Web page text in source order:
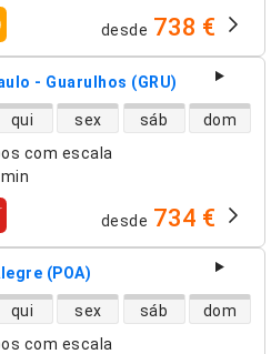
desde 738 €
- Guarulhos (GRU)
com escala
qui sex sáb dom
desde 734 €
(POA)
com escala
qui sex sáb dom